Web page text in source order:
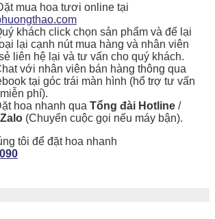
mua hoa tươi online tại
khách click chọn sản phẩm và để lại
lại cạnh nút mua hàng và nhân viên
liên hệ lại và tư vấn cho quý khách.
với nhân viên bán hàng thông qua
tại góc trái màn hình (hổ trợ tư vấn
phí).
hoa nhanh qua Tổng đài Hotline /
(Chuyển cuộc gọi nếu máy bận).
tôi để đặt hoa nhanh